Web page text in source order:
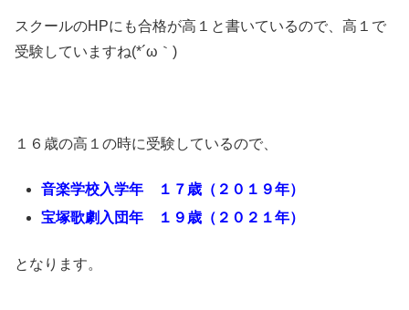
スクールのHPにも合格が高１と書いているので、高１で
受験していますね(*´ω｀)
１６歳の高１の時に受験しているので、
音楽学校入学年 １７歳（２０１９年）
宝塚歌劇入団年 １９歳（２０２１年）
となります。